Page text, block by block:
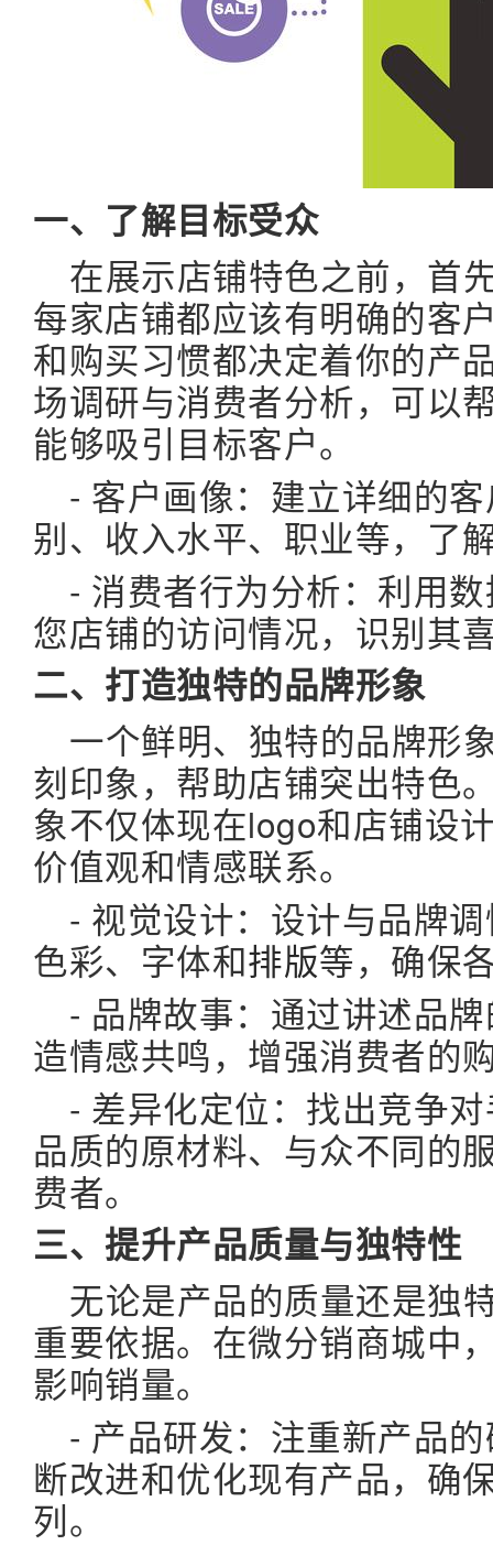
一、了解目标受众
在展示店铺特色之前，首
每家店铺都应该有明确的客
和购买习惯都决定着你的产
场调研与消费者分析，可以
能够吸引目标客户。
- 客户画像：建立详细的
别、收入水平、职业等，了
- 消费者行为分析：利用
您店铺的访问情况，识别其
二、打造独特的品牌形象
一个鲜明、独特的品牌形
刻印象，帮助店铺突出特色
象不仅体现在logo和店铺设
价值观和情感联系。
- 视觉设计：设计与品牌
色彩、字体和排版等，确保
- 品牌故事：通过讲述品
造情感共鸣，增强消费者的
- 差异化定位：找出竞争
品质的原材料、与众不同的
费者。
三、提升产品质量与独特性
无论是产品的质量还是独
重要依据。在微分销商城中
影响销量。
- 产品研发：注重新产品
断改进和优化现有产品，确
列。